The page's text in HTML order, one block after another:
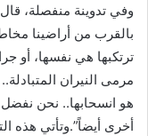
وفي تدوينة منفصلة،
بالقرب من أراضينا
ترتكبها هي نفسها، أو
مرمى النيران
هو انسحابها.. نحن نفضل
أخرى أيضاً”.وتأتي هذه